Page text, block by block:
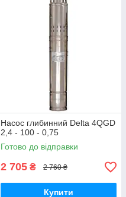
Насос глибинний Delta 4QGD
2,4 - 100 - 0,75
Готово до відправки
2 705 ₴ 2 760 ₴
Купити